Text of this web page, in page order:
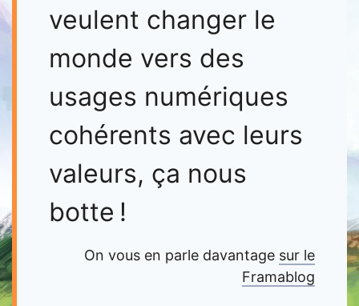
veulent changer le
monde vers des
usages numériques
cohérents avec leurs
valeurs, ça nous
botte !
On vous en parle davantage sur le
Framablog